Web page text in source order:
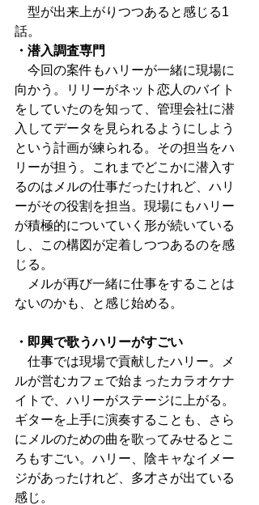
型が出来上がりつつあると感じる1
話。
・潜入調査専門
今回の案件もハリーが一緒に現場に
向かう。リリーがネット恋人のバイト
をしていたのを知って、管理会社に潜
入してデータを見られるようにしよう
という計画が練られる。その担当をハ
リーが担う。これまでどこかに潜入す
るのはメルの仕事だったけれど、ハリ
ーがその役割を担当。現場にもハリー
が積極的についていく形が続いている
し、この構図が定着しつつあるのを感
じる。
メルが再び一緒に仕事をすることは
ないのかも、と感じ始める。
・即興で歌うハリーがすごい
仕事では現場で貢献したハリー。メ
ルが営むカフェで始まったカラオケナ
イトで、ハリーがステージに上がる。
ギターを上手に演奏することも、さら
にメルのための曲を歌ってみせるとこ
ろもすごい。ハリー、陰キャなイメー
ジがあったけれど、多才さが出ている
感じ。